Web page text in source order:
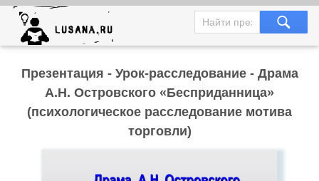
Презентация - Урок-расследование - Драма
А.Н. Островского «Бесприданница»
(психологическое расследование мотива
торговли)